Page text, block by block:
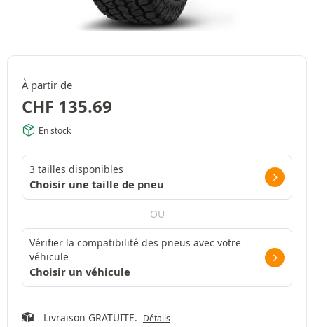
À partir de
CHF 135.69
En stock
3 tailles disponibles
Choisir une taille de pneu
OU
Vérifier la compatibilité des pneus avec votre
véhicule
Choisir un véhicule
Livraison GRATUITE. Détails